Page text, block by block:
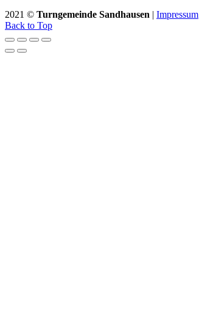
2021 © Turngemeinde Sandhausen | Impressum
Back to Top